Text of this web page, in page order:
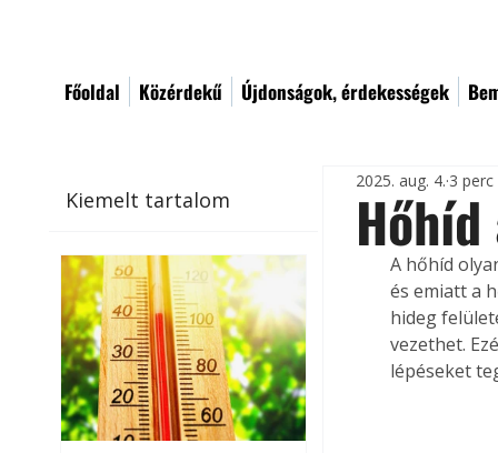
Főoldal Közérdekű Újdonságok, érdekességek
Kiemelt tartalom
2025. aug. 4. 3
A hőhíd
és emiatt a
hideg
vezethet.
lépéseket